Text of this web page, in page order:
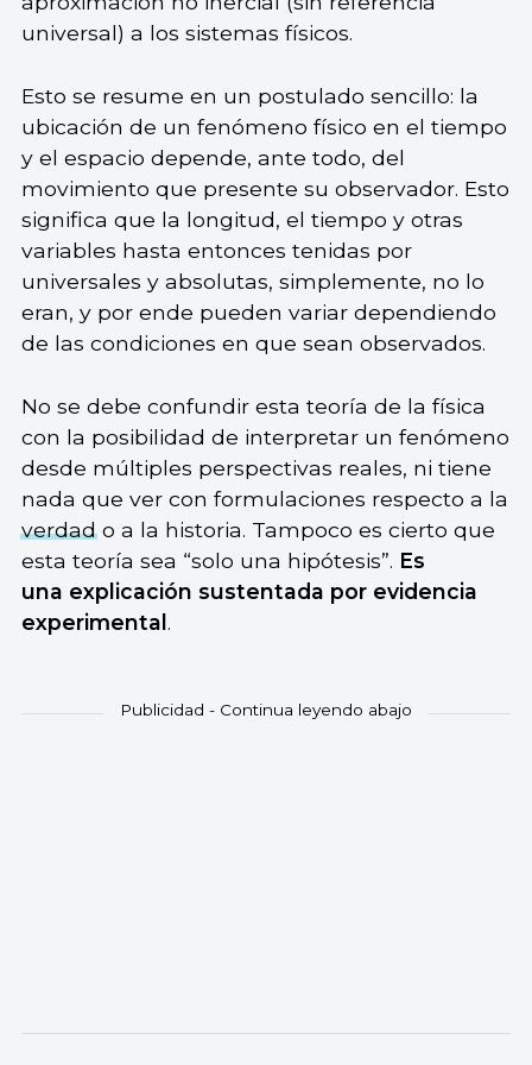
universal) a los sistemas físicos.
Esto se resume en un postulado sencillo: la
ubicación de un fenómeno físico en el tiempo
y el espacio depende, ante todo, del
movimiento que presente su observador. Esto
significa que la longitud, el tiempo y otras
variables hasta entonces tenidas por
universales y absolutas, simplemente, no lo
eran, y por ende pueden variar dependiendo
de las condiciones en que sean observados.
No se debe confundir esta teoría de la física
con la posibilidad de interpretar un fenómeno
desde múltiples perspectivas reales, ni tiene
nada que ver con formulaciones respecto a la
verdado a la historia. Tampoco es cierto que
esta teoría sea “solo una hipótesis”. Es
una explicación sustentada por evidencia
experimental .